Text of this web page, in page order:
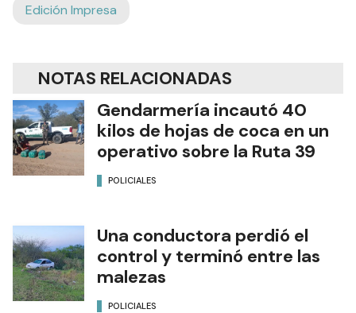
Edición Impresa
NOTAS RELACIONADAS
Gendarmería incautó 40
kilos de hojas de coca en un
operativo sobre la Ruta 39
POLICIALES
Una conductora perdió el
control y terminó entre las
malezas
POLICIALES